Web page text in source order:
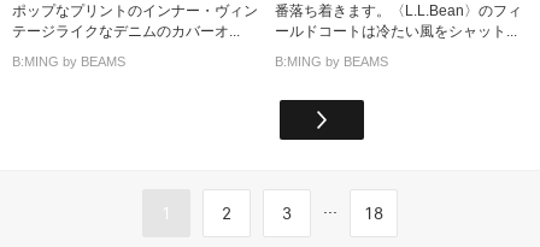
ポップなプリントのインナー・ヴィン
テージライクなデニムのカバーオ...
B:MING by BEAMS
番落ち着きます。〈L.L.Bean〉のフィ
ールドコートは冷たい風をシャット...
B:MING by BEAMS
1 2 3 ... 18